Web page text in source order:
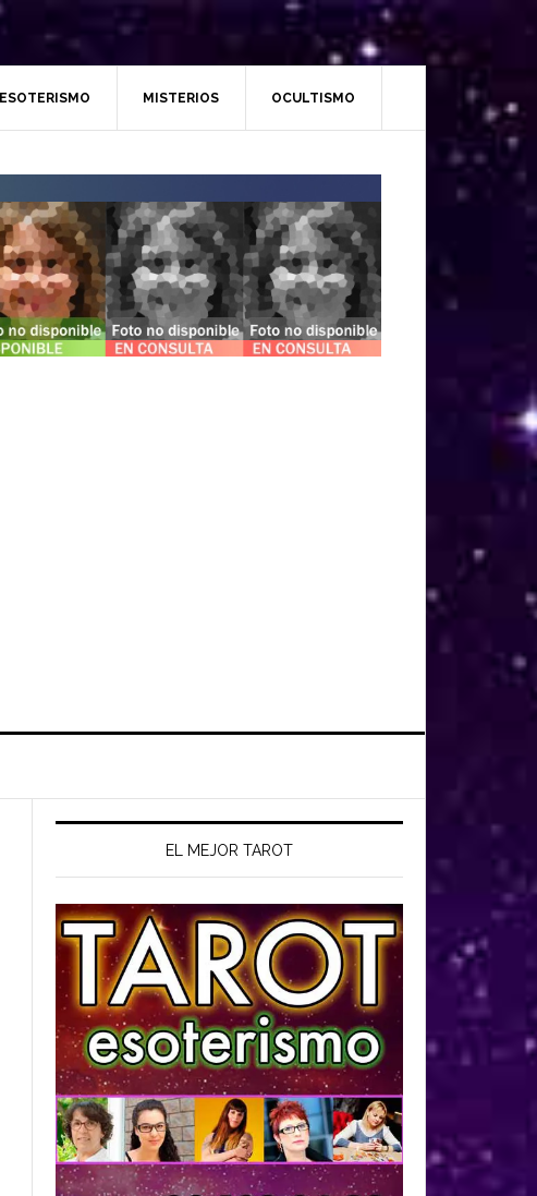
ESOTERISMO MISTERIOS OCULTISMO
EL MEJOR TAROT